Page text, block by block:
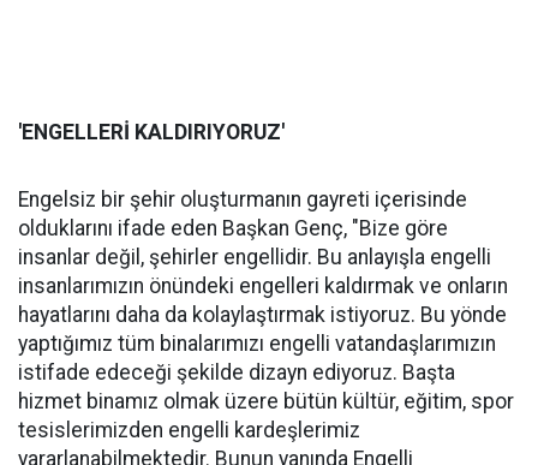
'ENGELLERİ KALDIRIYORUZ'
Engelsiz bir şehir oluşturmanın gayreti içerisinde
olduklarını ifade eden Başkan Genç, "Bize göre
insanlar değil, şehirler engellidir. Bu anlayışla engelli
insanlarımızın önündeki engelleri kaldırmak ve onların
hayatlarını daha da kolaylaştırmak istiyoruz. Bu yönde
yaptığımız tüm binalarımızı engelli vatandaşlarımızın
istifade edeceği şekilde dizayn ediyoruz. Başta
hizmet binamız olmak üzere bütün kültür, eğitim, spor
tesislerimizden engelli kardeşlerimiz
yararlanabilmektedir. Bunun yanında Engelli